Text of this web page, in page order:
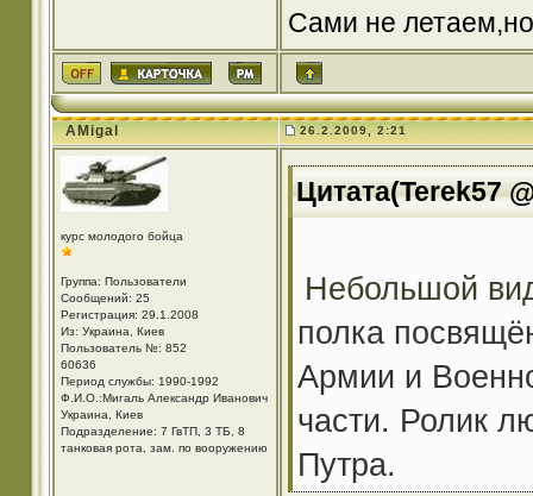
Сами не
AMigal 26.2.2009, 2:21
курс молодого бойца
Группа: Пользователи
Сообщений: 25
Регистрация: 29.1.2008
Из: Украина, Киев
Пользователь №: 852
60636
Период службы: 1990-1992
Ф.И.О.:Мигаль Александр Иванович
Украина, Киев
Подразделение: 7 ГвТП, 3 ТБ, 8
танковая рота, зам. по вооружению
Цитата(Terek57
Небольшой
полка
Армии и
части. Ролик
Путра.